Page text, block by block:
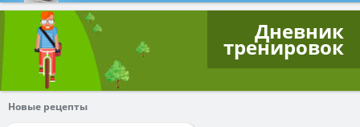
Дневник
тренировок
Новые рецепты